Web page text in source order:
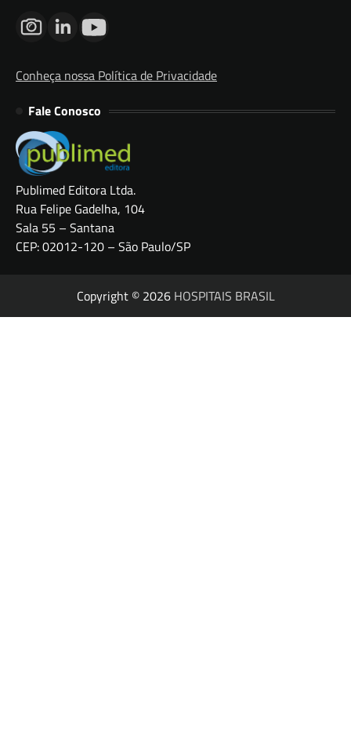
Conheça nossa Política de Privacidade
Fale Conosco
Publimed Editora Ltda.
Rua Felipe Gadelha, 104
Sala 55 – Santana
CEP: 02012-120 – São Paulo/SP
Copyright © 2026 HOSPITAIS BRASIL